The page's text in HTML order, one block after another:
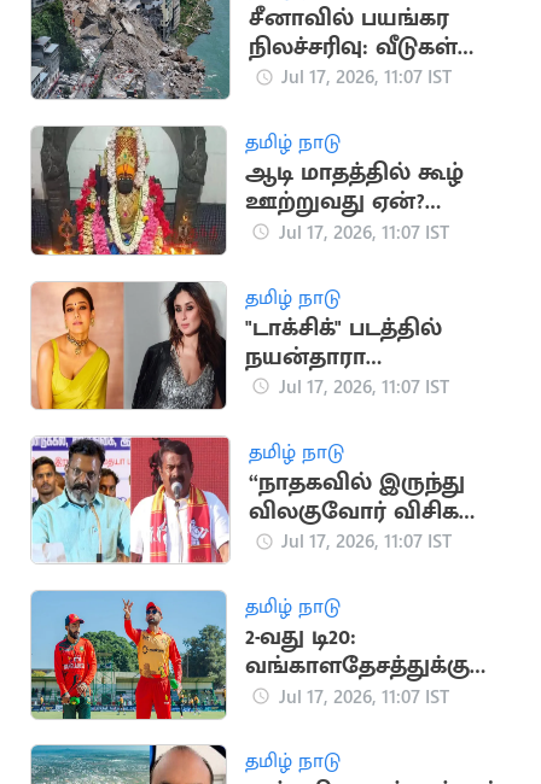
திருமாவளவன்
கண்டனம்
சீனாவில் பயங்கர
நிலச்சரிவு: வீடுகள்
இடிந்து பலர்
Jul 17, 2026, 11:07 IST
தமிழ் நாடு
ஆடி மாதத்தில் கூழ்
ஊற்றுவது ஏன்?
முன்னோர்களின்
விளக்கம்
Jul 17, 2026, 11:07 IST
தமிழ் நாடு
"டாக்சிக்" படத்தில்
நயன்தாரா
கதாபாத்திரத்தில்
கபூர்
Jul 17, 2026, 11:07 IST
தமிழ் நாடு
“நாதகவில் இருந்து
விலகுவோர் விசிக
வருவதில்லை”..
Jul 17, 2026, 11:07 IST
தமிழ் நாடு
2-வது டி20:
வங்காளதேசத்துக்கு
எதிராக ஜிம்பாப்வே
Jul 17, 2026, 11:07 IST
தமிழ் நாடு